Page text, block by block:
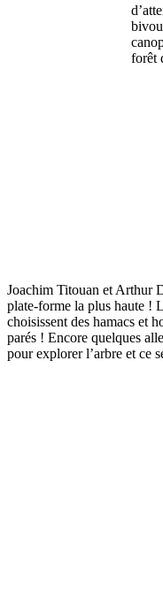
forêt
Joachim Titouan et Arthur
plate-forme la plus haute !
choisissent des hamacs et
parés ! Encore quelques
pour explorer l’arbre et ce